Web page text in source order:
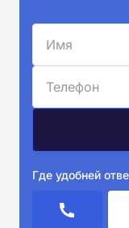
Где удобней